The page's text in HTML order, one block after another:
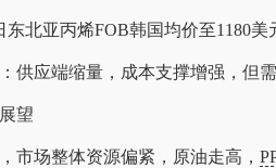
东北亚丙烯FOB韩国均价至1180美
供应端缩量，成本支撑增强，但
望
市场整体资源偏紧，原油走高，